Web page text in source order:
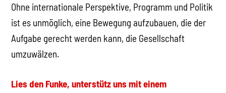
Ohne internationale Perspektive, Programm und Politik
ist es unmöglich, eine Bewegung aufzubauen, die der
Aufgabe gerecht werden kann, die Gesellschaft
umzuwälzen.
Lies den Funke, unterstütz uns mit einem